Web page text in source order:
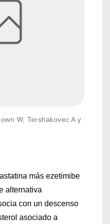
W, Tershakovec A y
más ezetimibe
alternativa
con un descenso
asociado a